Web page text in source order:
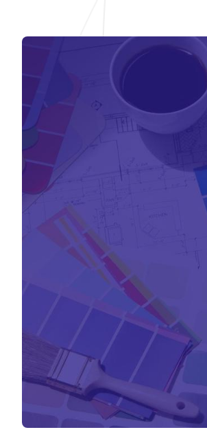
Der Beruf
des
seine
Aufgaben
und
Aufträge
ENTDECKEN SIE
DAS VIDEO